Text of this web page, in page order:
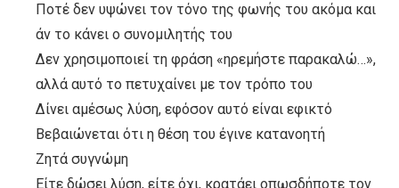
Ποτέ δεν υψώνει τον τόνο της φωνής του ακόμα και
άν το κάνει ο συνομιλητής του
Δεν χρησιμοποιεί τη φράση «ηρεμήστε παρακαλώ…»,
αλλά αυτό το πετυχαίνει με τον τρόπο του
Δίνει αμέσως λύση, εφόσον αυτό είναι εφικτό
Βεβαιώνεται ότι η θέση του έγινε κατανοητή
Ζητά συγνώμη
Είτε δώσει λύση, είτε όχι, κρατάει οπωσδήποτε τον